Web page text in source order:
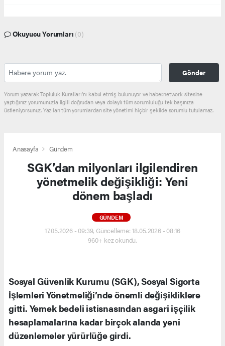
Okuyucu Yorumları (0)
Gönder
Yorum yazarak Topluluk Kuralları’nı kabul etmiş bulunuyor ve haber.network sitesine
yaptığınız yorumunuzla ilgili doğrudan veya dolaylı tüm sorumluluğu tek başınıza
üstleniyorsunuz. Yazılan tüm yorumlardan site yönetimi hiçbir şekilde sorumlu tutulamaz.
Anasayfa Gündem
SGK’dan milyonları ilgilendiren
yönetmelik değişikliği: Yeni
dönem başladı
GÜNDEM
17.05.2026 - 09:39, Güncelleme: 18.05.2026 - 08:16
960+ kez okundu.
Sosyal Güvenlik Kurumu (SGK), Sosyal Sigorta
İşlemleri Yönetmeliği’nde önemli değişikliklere
gitti. Yemek bedeli istisnasından asgari işçilik
hesaplamalarına kadar birçok alanda yeni
düzenlemeler yürürlüğe girdi.